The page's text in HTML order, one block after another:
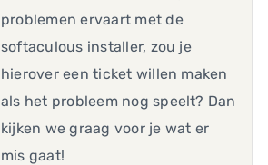
problemen ervaart met de
softaculous installer, zou je
hierover een ticket willen maken
als het probleem nog speelt? Dan
kijken we graag voor je wat er
mis gaat!